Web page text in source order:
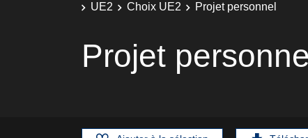
UE2
Choix UE2 Projet personnel
Projet